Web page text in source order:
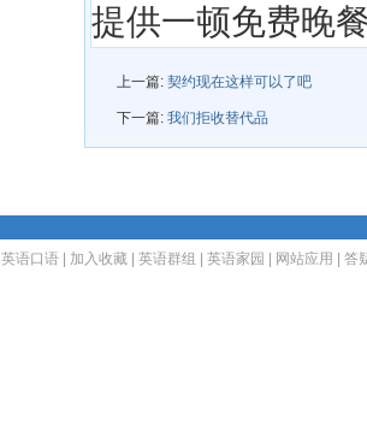
提供一顿免费晚
上一篇: 契约现在这样可以了吧
下一篇: 我们拒收替代品
英语口语 加入收藏 英语群组 英语家园 网站应用 答